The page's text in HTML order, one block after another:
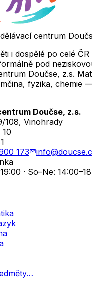
centrum
i dospělé po celé
pod
Doučse, z.s.
fyzika, chemie
Doučse, z.s.
108, Vinohrady
10
173
· So–Ne: